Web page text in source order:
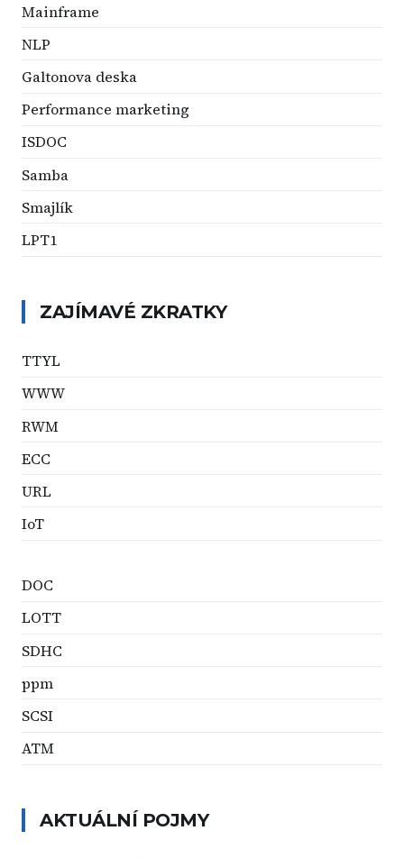
Mainframe
NLP
Galtonova deska
Performance marketing
ISDOC
Samba
Smajlík
LPT1
ZAJÍMAVÉ ZKRATKY
TTYL
WWW
RWM
ECC
URL
IoT
DOC
LOTT
SDHC
ppm
SCSI
ATM
AKTUÁLNÍ POJMY